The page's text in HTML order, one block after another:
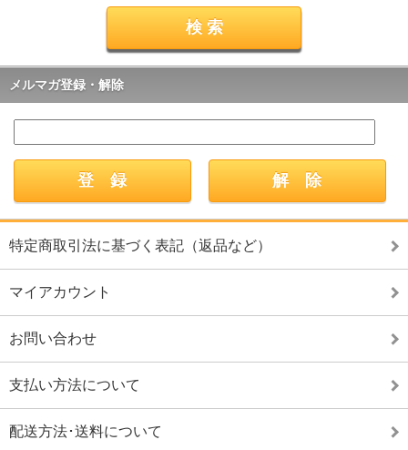
メルマガ登録・解除
特定商取引法に基づく表記（返品など）
マイアカウント
お問い合わせ
支払い方法について
配送方法･送料について